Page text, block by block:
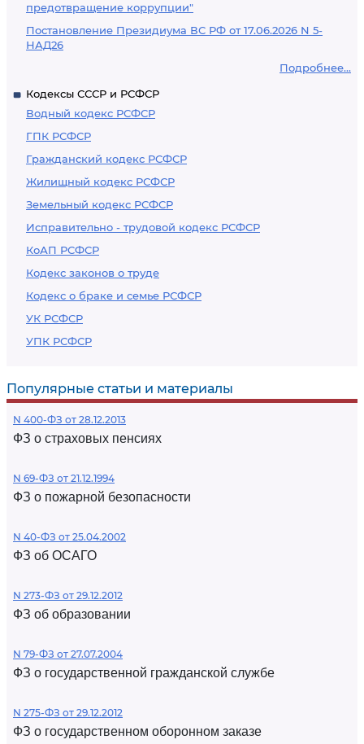
предотвращение коррупции"
Постановление Президиума ВС РФ от 17.06.2026 N 5-
НАД26
Подробнее...
Кодексы СССР и РСФСР
Водный кодекс РСФСР
ГПК РСФСР
Гражданский кодекс РСФСР
Жилищный кодекс РСФСР
Земельный кодекс РСФСР
Исправительно - трудовой кодекс РСФСР
КоАП РСФСР
Кодекс законов о труде
Кодекс о браке и семье РСФСР
УК РСФСР
УПК РСФСР
Популярные статьи и материалы
N 400-ФЗ от 28.12.2013
ФЗ о страховых пенсиях
N 69-ФЗ от 21.12.1994
ФЗ о пожарной безопасности
N 40-ФЗ от 25.04.2002
ФЗ об ОСАГО
N 273-ФЗ от 29.12.2012
ФЗ об образовании
N 79-ФЗ от 27.07.2004
ФЗ о государственной гражданской службе
N 275-ФЗ от 29.12.2012
ФЗ о государственном оборонном заказе